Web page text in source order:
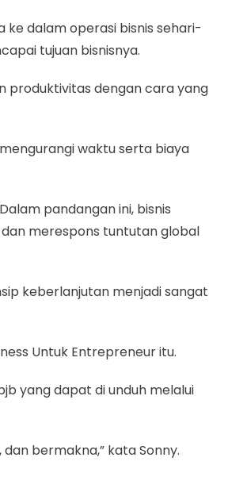
ke dalam operasi bisnis sehari-
tujuan bisnisnya.
produktivitas dengan cara yang
waktu serta biaya
pandangan ini, bisnis
merespons tuntutan global
keberlanjutan menjadi sangat
Untuk Entrepreneur itu.
yang dapat di unduh melalui
bermakna,” kata Sonny.